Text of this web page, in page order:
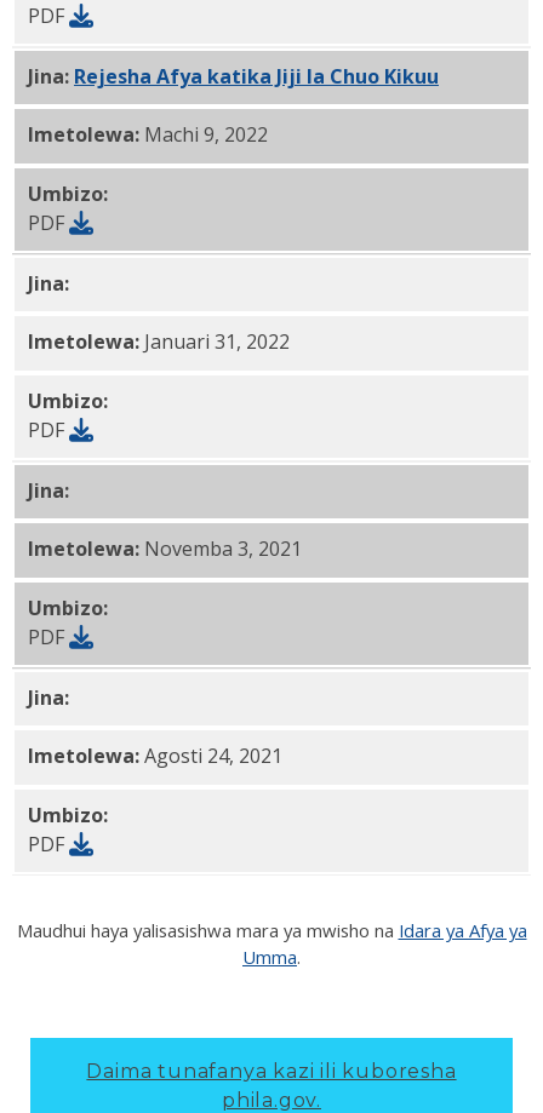
PDF
Jina: Rejesha Afya katika Jiji la Chuo Kikuu
Imetolewa: Machi 9, 2022
Umbizo:
PDF
Jina:Kituo cha
Imetolewa: Januari 31, 2022
Umbizo:
PDF
Jina:Hospitali za Kindred na Afya ya Scion PDF
Imetolewa: Novemba 3, 2021
Umbizo:
PDF
Jina:Chuo Kikuu cha Thomas Jefferson na Mtandao
Imetolewa:Agosti 24, 2021
Umbizo:
PDF
Maudhui haya yalisasishwa mara ya mwisho na Idara ya Afya ya
Umma.
Daima tunafanya kazi ili kuboresha
phila.gov.